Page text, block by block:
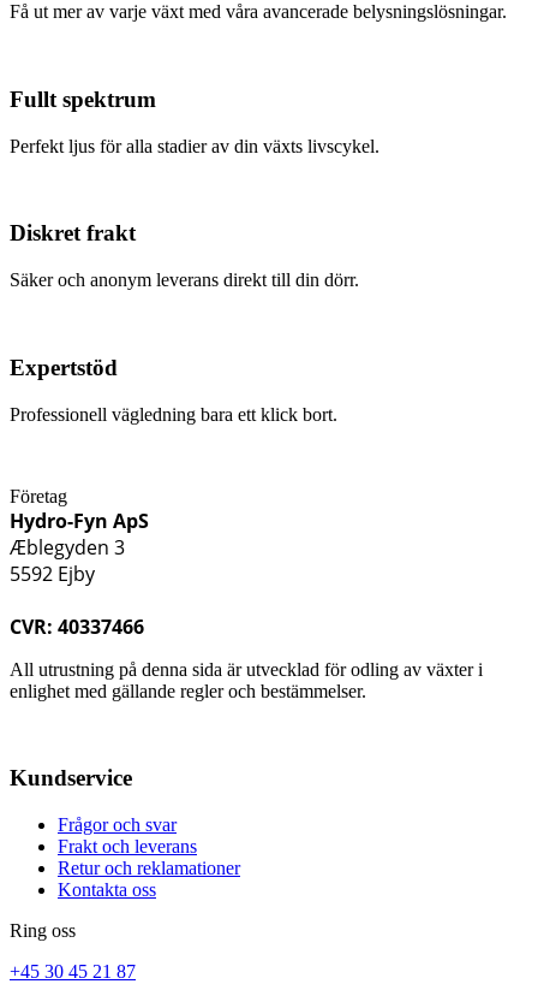
Få ut mer av varje växt med våra avancerade belysningslösningar.
Fullt spektrum
Perfekt ljus för alla stadier av din växts livscykel.
Diskret frakt
Säker och anonym leverans direkt till din dörr.
Expertstöd
Professionell vägledning bara ett klick bort.
Företag
Hydro-Fyn ApS
Æblegyden 3
5592 Ejby
CVR: 40337466
All utrustning på denna sida är utvecklad för odling av växter i
enlighet med gällande regler och bestämmelser.
Kundservice
Frågor och svar
Frakt och leverans
Retur och reklamationer
Kontakta oss
Ring oss
+45 30 45 21 87